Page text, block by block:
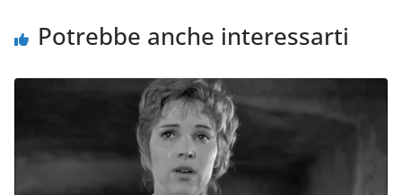
Potrebbe anche interessarti